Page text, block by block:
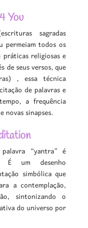
You
sagradas
permeiam todos os
religiosas e
seus versos, que
, essa técnica
de palavras e
a frequência
novas sinapses.
“yantra” é
É um desenho
simbólica que
a contemplação,
sintonizando o
do universo por